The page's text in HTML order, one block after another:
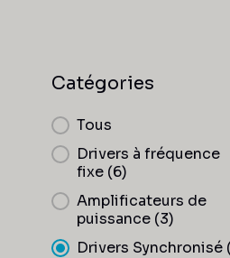
Catégories
Catégories
Tous
Drivers à fréquence
fixe (6)
Amplificateurs de
puissance (3)
Drivers Synchronisé